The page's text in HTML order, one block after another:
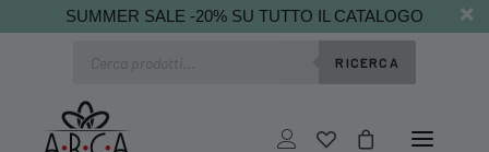
SUMMER SALE -20% SU TUTTO IL CATALOGO
RICERCA